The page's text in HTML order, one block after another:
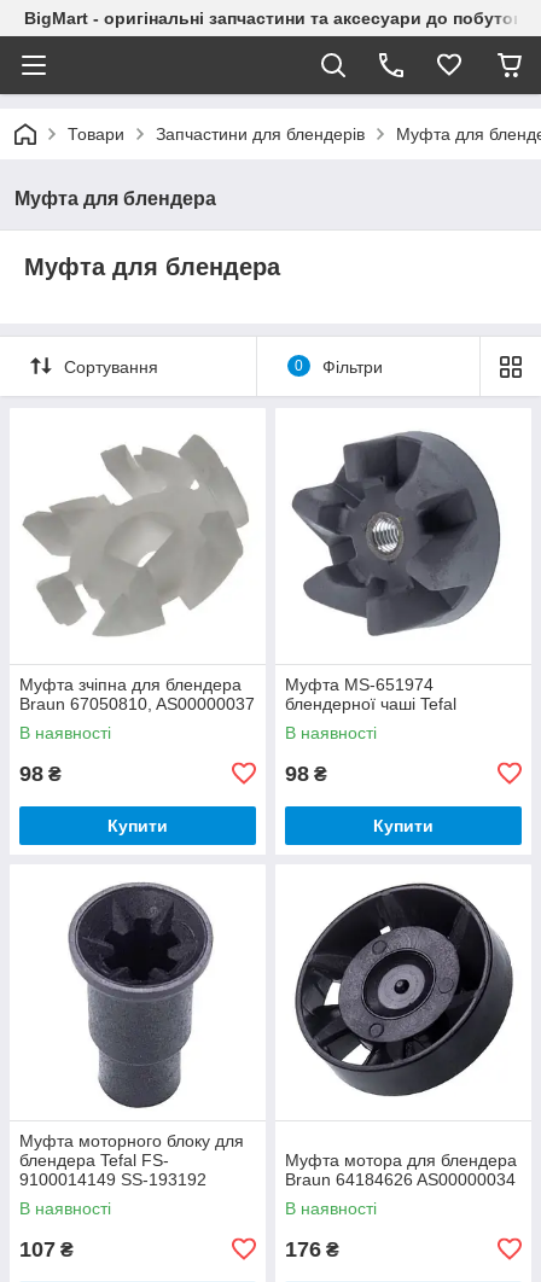
BigMart - оригінальні запчастини та аксесуари до побутової
Товари Запчастини для блендерів Муфта для
Муфта для блендера
Муфта для блендера
Сортування 0 Фільтри
Муфта зчіпна для блендера
Braun 67050810, AS00000037
В наявності
98 ₴
Купити
Муфта MS-651974
блендерної чаші Tefal
В наявності
98 ₴
Купити
Муфта моторного блоку для
блендера Tefal FS-
9100014149 SS-193192
В наявності
107 ₴
Муфта мотора для блендера
Braun 64184626 AS00000034
В наявності
176 ₴